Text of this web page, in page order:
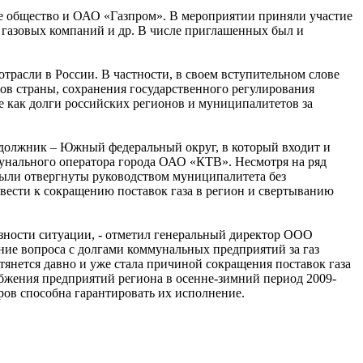
общество и ОАО «Газпром». В мероприятии приняли участие
компаний и др. В числе приглашенных был и
в России. В частности, в своем вступительном слове
страны, сохранения государственного регулирования
долги российских регионов и муниципалитетов за
– Южный федеральный округ, в который входит и
оператора города ОАО «КТВ». Несмотря на ряд
отвергнуты руководством муниципалитета без
к сокращению поставок газа в регион и свертыванию
ситуации, - отметил генеральный директор ООО
вопроса с долгами коммунальных предприятий за газ
давно и уже стала причиной сокращения поставок газа
предприятий региона в осенне-зимний период 2009-
способна гарантировать их исполнение.